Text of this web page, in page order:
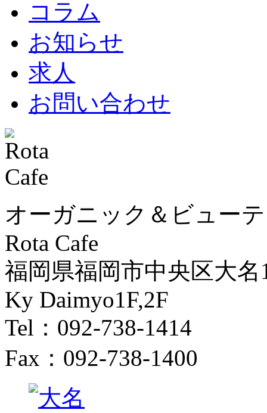
コラム
お知らせ
求人
お問い合わせ
オーガニック＆ビュー
Rota Cafe
福岡県福岡市中央区大名
Ky Daimyo1F,2F
Tel：092-738-1414
Fax：092-738-1400